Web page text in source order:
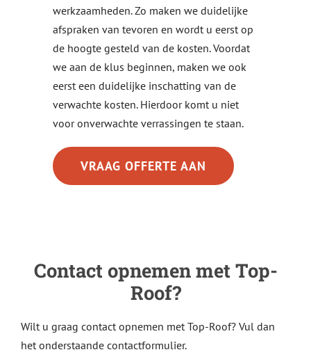
werkzaamheden. Zo maken we duidelijke
afspraken van tevoren en wordt u eerst op
de hoogte gesteld van de kosten. Voordat
we aan de klus beginnen, maken we ook
eerst een duidelijke inschatting van de
verwachte kosten. Hierdoor komt u niet
voor onverwachte verrassingen te staan.
VRAAG OFFERTE AAN
Contact opnemen met Top-
Roof?
Wilt u graag contact opnemen met Top-Roof? Vul dan
het onderstaande contactformulier.